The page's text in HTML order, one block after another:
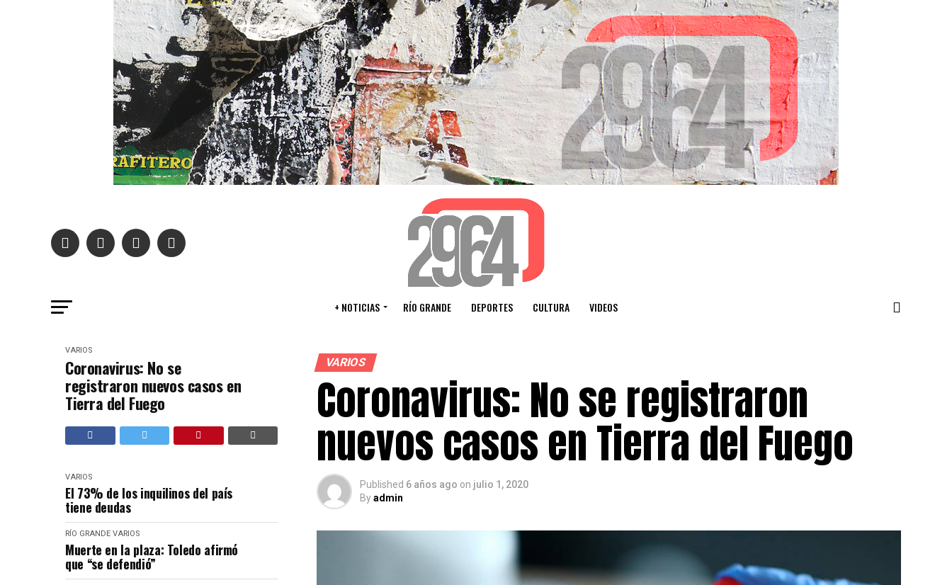
+ NOTICIAS RÍO GRANDE DEPORTES CULTURA VIDEOS
VARIOS
Coronavirus: No se
registraron nuevos casos en
Tierra del Fuego
VARIOS
El 73% de los inquilinos del país
tiene deudas
RÍO GRANDE VARIOS
Muerte en la plaza: Toledo afirmó
que “se defendió”
VARIOS
Coronavirus: No se registraron
nuevos casos en Tierra del Fuego
Published 6 años ago on julio 1, 2020
Byadmin